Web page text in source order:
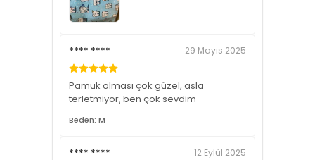
**** **** 29 Mayıs 2025
Pamuk olması çok güzel, asla
terletmiyor, ben çok sevdim
Beden: M
**** **** 12 Eylül 2025